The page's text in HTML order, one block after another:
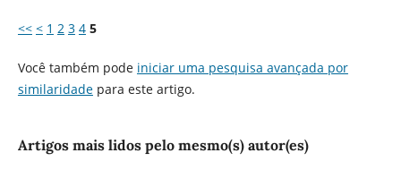
<< < 1 2 3 4 5
Você também pode iniciar uma pesquisa avançada por
similaridadepara este artigo.
Artigos mais lidos pelo mesmo(s) autor(es)